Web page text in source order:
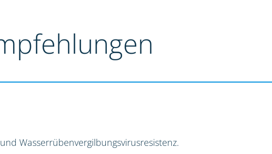
Wasserrübenvergilbungsvirusresistenz.